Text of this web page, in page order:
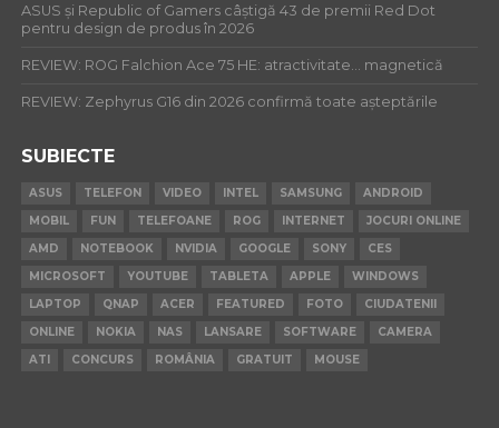
ASUS și Republic of Gamers câștigă 43 de premii Red Dot
pentru design de produs în 2026
REVIEW: ROG Falchion Ace 75 HE: atractivitate… magnetică
REVIEW: Zephyrus G16 din 2026 confirmă toate așteptările
SUBIECTE
ASUS TELEFON VIDEO INTEL SAMSUNG
ANDROID
MOBIL
FUN TELEFOANE ROG INTERNET
JOCURI ONLINE
AMD
NOTEBOOK NVIDIA GOOGLE SONY
CES
MICROSOFT
YOUTUBE TABLETA APPLE
WINDOWS
LAPTOP
QNAP ACER FEATURED FOTO
CIUDATENII
ONLINE
NOKIA NAS LANSARE SOFTWARE
CAMERA
ATI
CONCURS ROMÂNIA GRATUIT MOUSE